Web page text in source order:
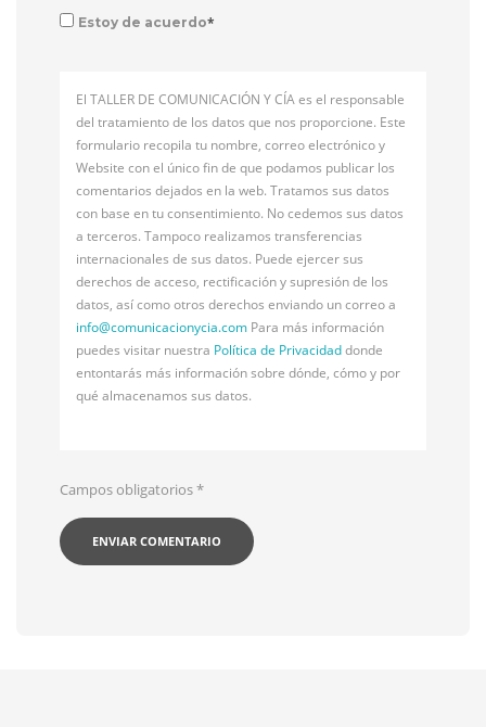
Estoy de acuerdo*
El TALLER DE COMUNICACIÓN Y CÍA es el responsable
del tratamiento de los datos que nos proporcione. Este
formulario recopila tu nombre, correo electrónico y
Website con el único fin de que podamos publicar los
comentarios dejados en la web. Tratamos sus datos
con base en tu consentimiento. No cedemos sus datos
a terceros. Tampoco realizamos transferencias
internacionales de sus datos. Puede ejercer sus
derechos de acceso, rectificación y supresión de los
datos, así como otros derechos enviando un correo a
info@comunicacionycia.com Para más información
puedes visitar nuestra Política de Privacidaddonde
entontarás más información sobre dónde, cómo y por
qué almacenamos sus datos.
Campos obligatorios*